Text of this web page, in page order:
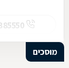
מוסכים